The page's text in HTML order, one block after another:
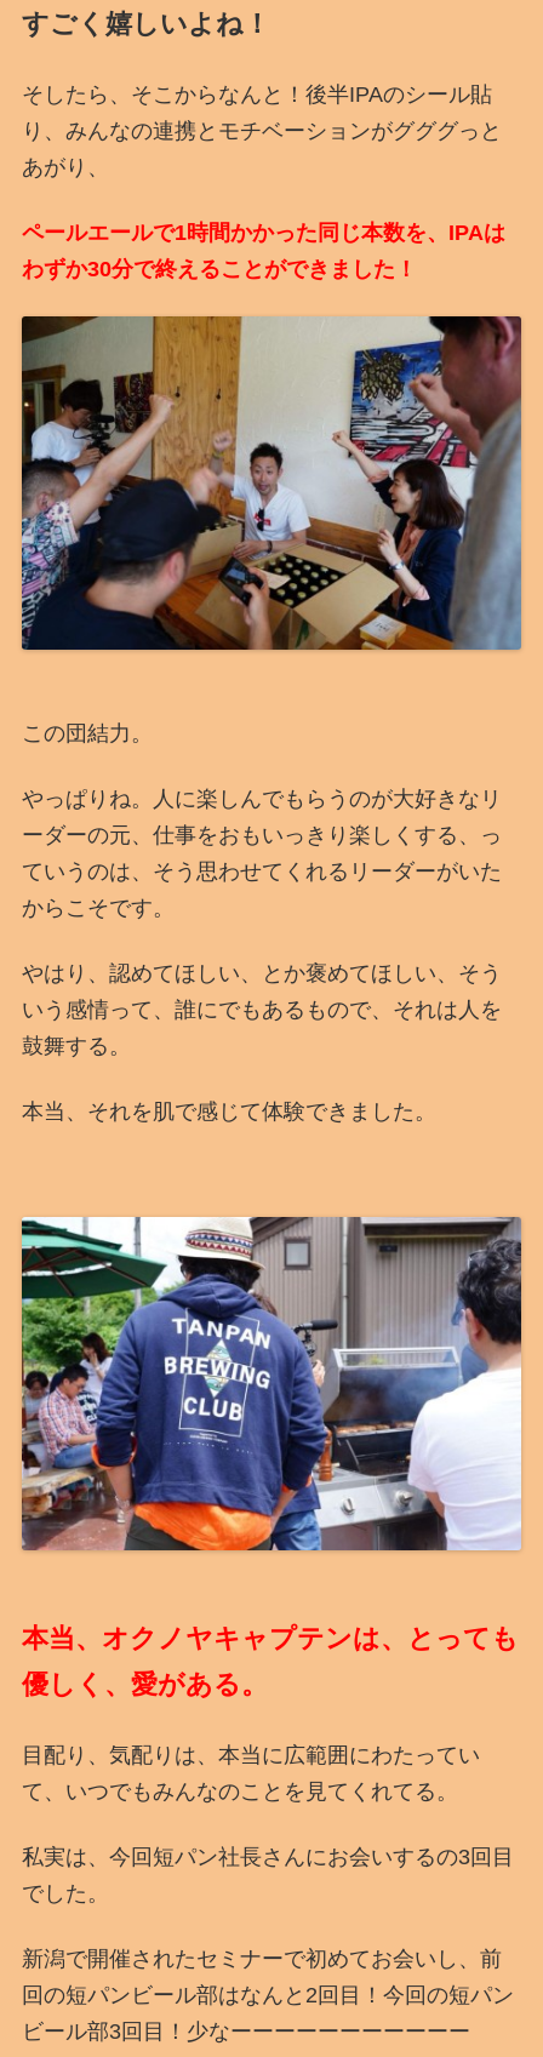
すごく嬉しいよね！
そしたら、そこからなんと！後半IPAのシール貼
り、みんなの連携とモチベーションがグググっと
あがり、
ペールエールで1時間かかった同じ本数を、IPAは
わずか30分で終えることができました！
この団結力。
やっぱりね。人に楽しんでもらうのが大好きなリ
ーダーの元、仕事をおもいっきり楽しくする、っ
ていうのは、そう思わせてくれるリーダーがいた
からこそです。
やはり、認めてほしい、とか褒めてほしい、そう
いう感情って、誰にでもあるもので、それは人を
鼓舞する。
本当、それを肌で感じて体験できました。
本当、オクノヤキャプテンは、とっても
優しく、愛がある。
目配り、気配りは、本当に広範囲にわたってい
て、いつでもみんなのことを見てくれてる。
私実は、今回短パン社長さんにお会いするの3回目
でした。
新潟で開催されたセミナーで初めてお会いし、前
回の短パンビール部はなんと2回目！今回の短パン
ビール部3回目！少なーーーーーーーーーーー